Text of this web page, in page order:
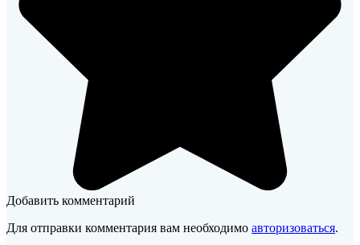
Добавить комментарий
Для отправки комментария вам необходимо авторизоваться.